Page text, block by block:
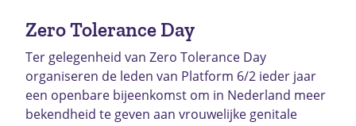
Zero Tolerance Day
Ter gelegenheid van Zero Tolerance Day
organiseren de leden van Platform 6/2 ieder jaar
een openbare bijeenkomst om in Nederland meer
bekendheid te geven aan vrouwelijke genitale